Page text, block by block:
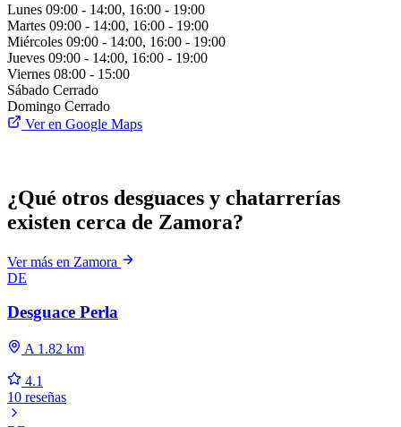
Lunes 09:00 - 14:00, 16:00 - 19:00
Martes 09:00 - 14:00, 16:00 - 19:00
Miércoles 09:00 - 14:00, 16:00 - 19:00
Jueves 09:00 - 14:00, 16:00 - 19:00
Viernes 08:00 - 15:00
Sábado Cerrado
Domingo Cerrado
Ver en Google Maps
¿Qué otros desguaces y chatarrerías
existen cerca de Zamora?
Ver más en Zamora
DE
Desguace Perla
A 1.82 km
4.1
10 reseñas